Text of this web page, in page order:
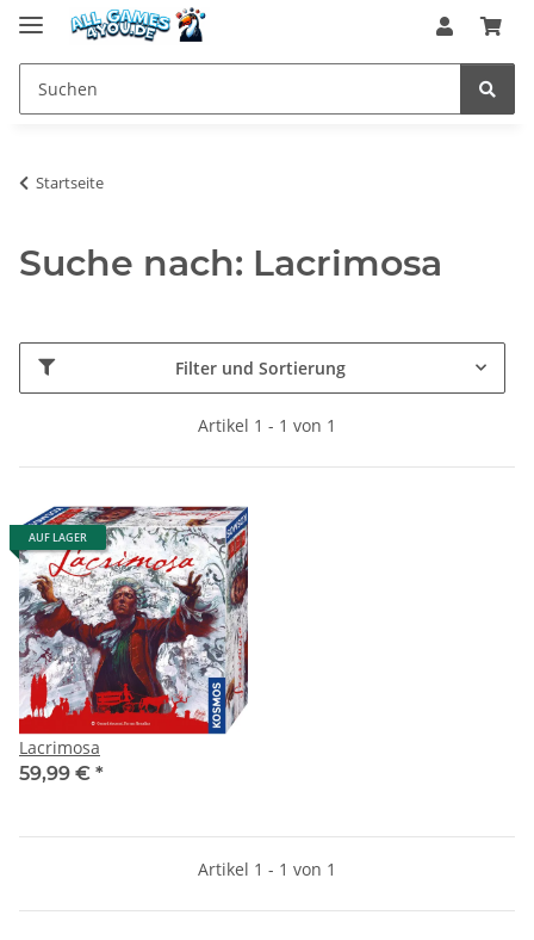
Startseite
Suche nach: Lacrimosa
Filter und Sortierung
Artikel 1 - 1 von 1
AUF LAGER
Lacrimosa
59,99 € *
Artikel 1 - 1 von 1